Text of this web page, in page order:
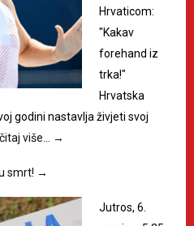
Hrvaticom:
"Kakav
forehand iz
trka!"
Hrvatska
godini nastavlja živjeti svoj
više… →
smrt! →
Jutros, 6.